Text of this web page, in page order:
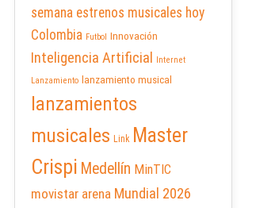
semana estrenos musicales hoy
Colombia Futbol Innovación
Inteligencia Artificial
Internet
Lanzamiento
lanzamiento musical
lanzamientos
musicales Link Master
Crispi Medellín MinTIC
movistar arena Mundial 2026